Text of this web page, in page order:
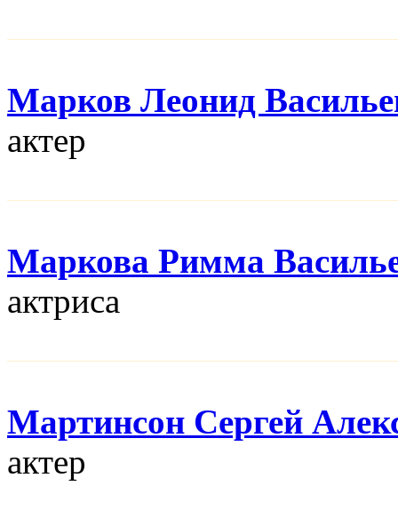
Марков Леонид
актер
Маркова Римма
актриса
Мартинсон Сергей
актер